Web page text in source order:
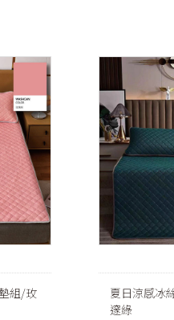
組/玫
夏日涼感冰
邃綠